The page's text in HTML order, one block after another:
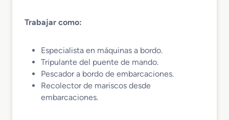
Trabajar como:
Especialista en máquinas a bordo.
Tripulante del puente de mando.
Pescador a bordo de embarcaciones.
Recolector de mariscos desde
embarcaciones.